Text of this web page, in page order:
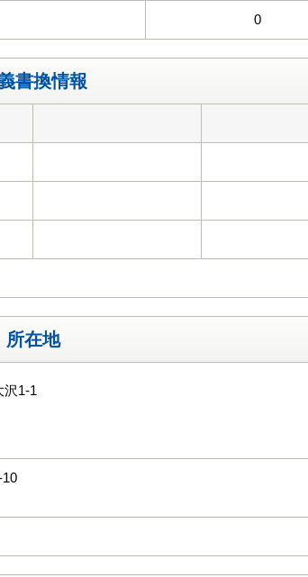
0
書換情報
所在地
沢1-1